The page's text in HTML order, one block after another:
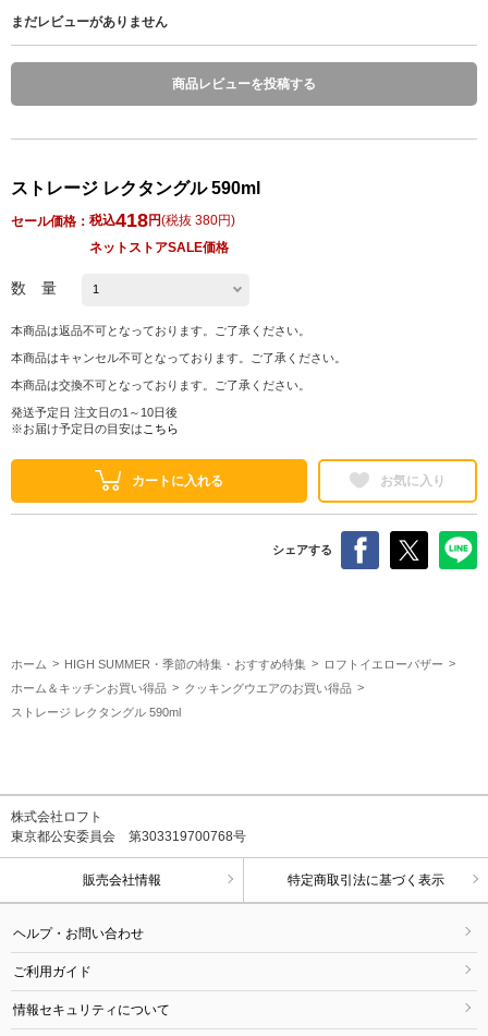
まだレビューがありません
商品レビューを投稿する
ストレージ レクタングル 590ml
セール価格： 税込418円(税抜 380円)
ネットストアSALE価格
数 量
本商品は返品不可となっております。ご了承ください。
本商品はキャンセル不可となっております。ご了承ください。
本商品は交換不可となっております。ご了承ください。
発送予定日 注文日の1～10日後
※お届け予定日の目安は こちら
カートに入れる お気に入り
シェアする
ホーム HIGH SUMMER・季節の特集・おすすめ特集
ロフトイエローバザー
ホーム＆キッチンお買い得品
クッキングウエアのお買い得品
ストレージ レクタングル 590ml
株式会社ロフト
東京都公安委員会 第303319700768号
販売会社情報 特定商取引法に基づく表示
ヘルプ・お問い合わせ
ご利用ガイド
情報セキュリティについて